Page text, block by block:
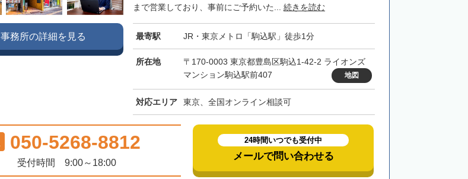
まで営業しており、事前にご予約いた... 続きを読む
最寄駅 JR・東京メトロ「駒込駅」徒歩1分
所在地
〒170-0003 東京都豊島区駒込1-42-2 ライオンズ
マンション駒込駅前407
地図
対応エリア 東京、全国オンライン相談可
事務所の詳細を見る
050-5268-8812
受付時間 9:00～18:00
24時間いつでも受付中
メールで問い合わせる